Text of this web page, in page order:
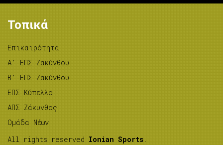
Τοπικά
Επικαιρότητα
A’ ΕΠΣ Ζακύνθου
B’ ΕΠΣ Ζακύνθου
ΕΠΣ Κύπελλο
ΑΠΣ Ζάκυνθος
Ομάδα Νέων
All rights reserved Ionian Sports .